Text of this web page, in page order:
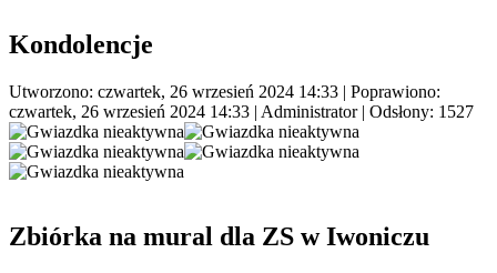
Kondolencje
Utworzono: czwartek, 26 wrzesień 2024 14:33 | Poprawiono:
czwartek, 26 wrzesień 2024 14:33 | Administrator| Odsłony: 1527
Zbiórka na mural dla ZS w Iwoniczu